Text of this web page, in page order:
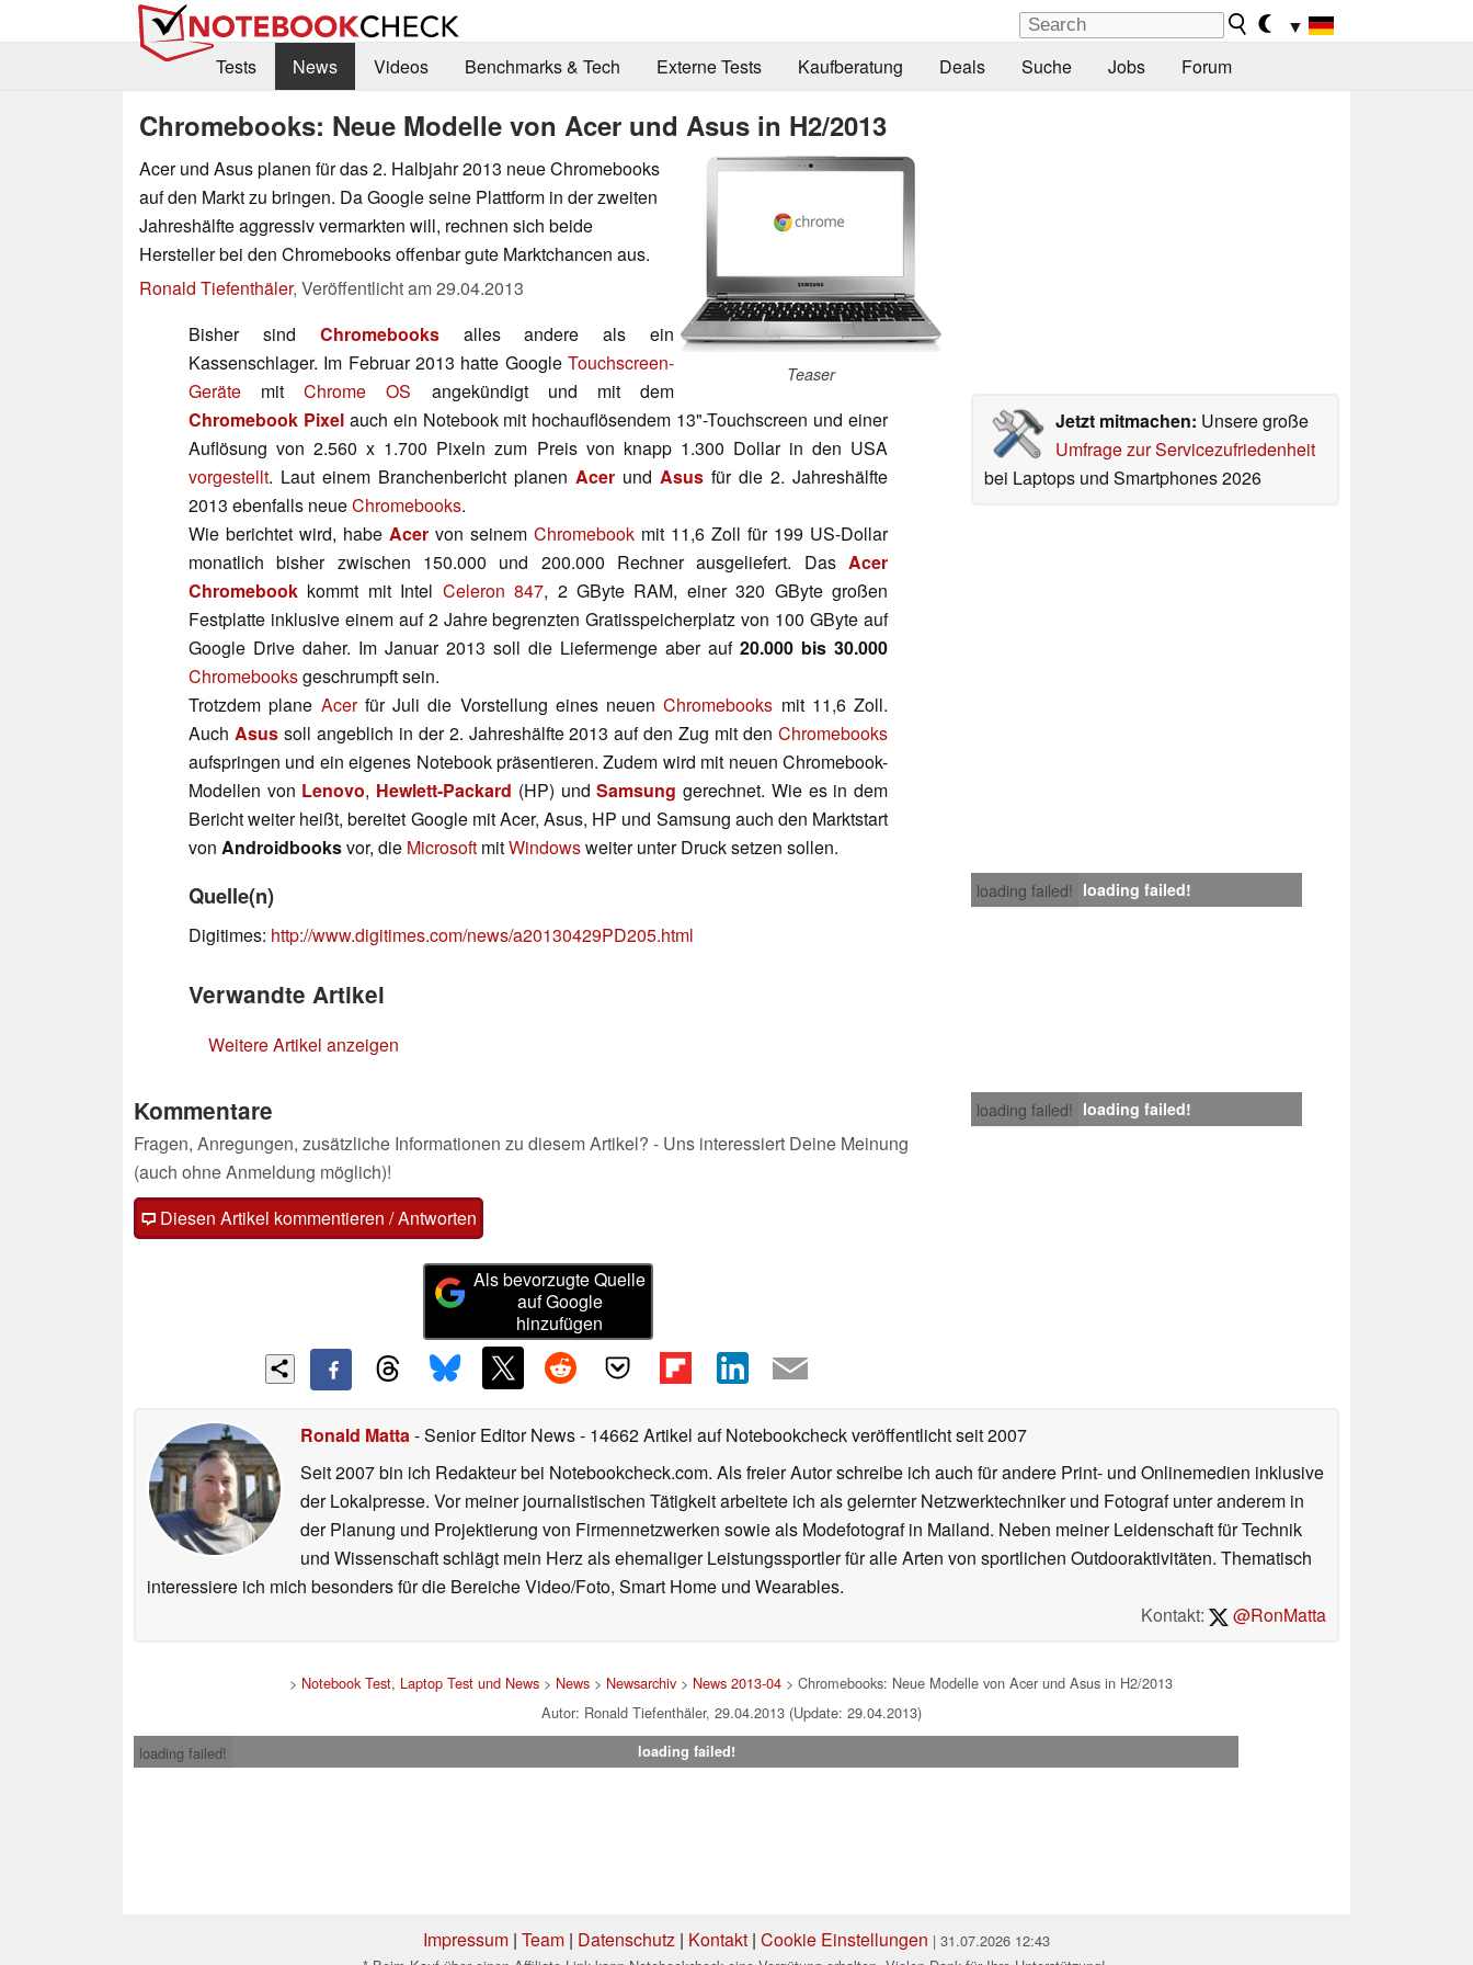
▼
Tests
News Videos Benchmarks & Tech Externe Tests Kaufberatung Deals Suche Jobs Forum
Chromebooks: Neue Modelle von Acer und Asus in H2/2013
Teaser
Acer und Asus planen für das 2. Halbjahr 2013 neue Chromebooks
auf den Markt zu bringen. Da Google seine Plattform in der zweiten
Jahreshälfte aggressiv vermarkten will, rechnen sich beide
Hersteller bei den Chromebooks offenbar gute Marktchancen aus.
Ronald Tiefenthäler, Veröffentlicht am29.04.2013
Jetzt mitmachen: Unsere große
Umfrage zur Servicezufriedenheit
bei Laptops und Smartphones 2026
Bisher sind Chromebooksalles andere als ein
Kassenschlager. Im Februar 2013 hatte Google Touchscreen-
Geräte mitChrome OS angekündigt und mit dem
Chromebook Pixelauch ein Notebook mit hochauflösendem 13"-Touchscreen und einer
Auflösung von 2.560 x 1.700 Pixeln zum Preis von knapp 1.300 Dollar in den USA
vorgestellt. Laut einem Branchenbericht planen Acer und Asus für die 2. Jahreshälfte
2013 ebenfalls neueChromebooks.
Wie berichtet wird, habe Acer von seinem Chromebook mit 11,6 Zoll für 199 US-Dollar
monatlich bisher zwischen 150.000 und 200.000 Rechner ausgeliefert. Das Acer
Chromebook kommt mit Intel Celeron 847, 2 GByte RAM, einer 320 GByte großen
Festplatte inklusive einem auf 2 Jahre begrenzten Gratisspeicherplatz von 100 GByte auf
Google Drive daher. Im Januar 2013 soll die Liefermenge aber auf 20.000 bis 30.000
Chromebooksgeschrumpft sein.
Trotzdem plane Acerfür Juli die Vorstellung eines neuenChromebooks mit 11,6 Zoll.
Auch Asussoll angeblich in der 2. Jahreshälfte 2013 auf den Zug mit denChromebooks
aufspringen und ein eigenes Notebook präsentieren. Zudem wird mit neuen Chromebook-
Modellen von Lenovo, Hewlett-Packard (HP) undSamsung gerechnet. Wie es in dem
Bericht weiter heißt, bereitet Google mit Acer, Asus, HP und Samsung auch den Marktstart
von Androidbooksvor, die Microsoft mitWindowsweiter unter Druck setzen sollen.
loading failed! loading failed!
Quelle(n)
Digitimes: http://www.digitimes.com/news/a20130429PD205.html
Verwandte Artikel
Weitere Artikel anzeigen
loading failed! loading failed!
Kommentare
Fragen, Anregungen, zusätzliche Informationen zu diesem Artikel? - Uns interessiert Deine Meinung
(auch ohne Anmeldung möglich)!
Diesen Artikel kommentieren / Antworten
Als bevorzugte Quelle
auf Google
hinzufügen
Ronald Matta- Senior Editor News- 14662 Artikel auf Notebookcheck veröffentlichtseit 2007
Seit 2007 bin ich Redakteur bei Notebookcheck.com. Als freier Autor schreibe ich auch für andere Print- und Onlinemedien inklusive
der Lokalpresse. Vor meiner journalistischen Tätigkeit arbeitete ich als gelernter Netzwerktechniker und Fotograf unter anderem in
der Planung und Projektierung von Firmennetzwerken sowie als Modefotograf in Mailand. Neben meiner Leidenschaft für Technik
und Wissenschaft schlägt mein Herz als ehemaliger Leistungssportler für alle Arten von sportlichen Outdooraktivitäten. Thematisch
interessiere ich mich besonders für die Bereiche Video/Foto, Smart Home und Wearables.
Kontakt:
@RonMatta
> Notebook Test, Laptop Test und News > News > Newsarchiv > News 2013-04 > Chromebooks: Neue Modelle von Acer und Asus in H2/2013
Autor: Ronald Tiefenthäler, 29.04.2013 (Update: 29.04.2013)
loading failed!
loading failed!
Impressum | Team | Datenschutz | Kontakt | Cookie Einstellungen | 31.07.2026 12:43